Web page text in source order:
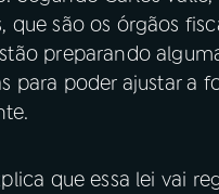
que são os órgãos
preparando
para poder ajustar a
que essa lei vai